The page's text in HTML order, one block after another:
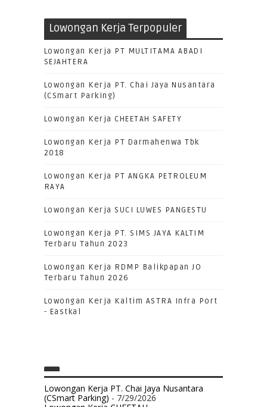
Lowongan Kerja Terpopuler
Lowongan Kerja PT MULTITAMA ABADI
SEJAHTERA
Lowongan Kerja PT. Chai Jaya Nusantara
(CSmart Parking)
Lowongan Kerja CHEETAH SAFETY
Lowongan Kerja PT Darmahenwa Tbk
2018
Lowongan Kerja PT ANGKA PETROLEUM
RAYA
Lowongan Kerja SUCI LUWES PANGESTU
Lowongan Kerja PT. SIMS JAYA KALTIM
Terbaru Tahun 2023
Lowongan Kerja RDMP Balikpapan JO
Terbaru Tahun 2026
Lowongan Kerja Kaltim ASTRA Infra Port
- Eastkal
Lowongan Kerja PT. Chai Jaya Nusantara
(CSmart Parking) - 7/29/2026